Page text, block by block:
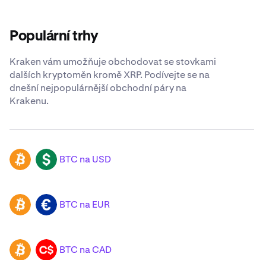
Populární trhy
Kraken vám umožňuje obchodovat se stovkami
dalších kryptoměn kromě XRP. Podívejte se na
dnešní nejpopulárnější obchodní páry na
Krakenu.
BTC USD BTC na USD
BTC EUR BTC na EUR
BTC CAD BTC na CAD